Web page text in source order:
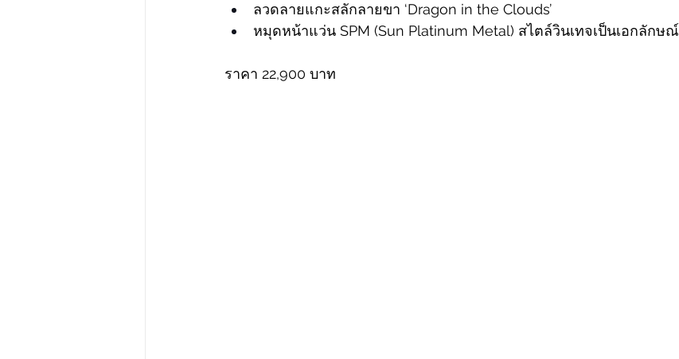
ลวดลายแกะสลักลายขา ‘Dragon in the Clouds’
หมุดหน้าแว่น SPM (Sun Platinum Metal) สไตล์วินเทจเป็นเอกลักษณ์
ราคา 22,900 บาท